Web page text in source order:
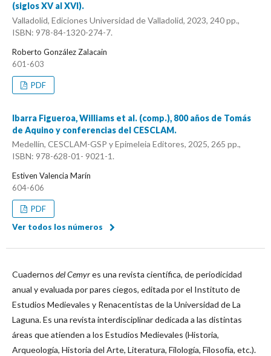
(siglos XV al XVI).
Valladolid, Ediciones Universidad de Valladolid, 2023, 240 pp.,
ISBN: 978-84-1320-274-7.
Roberto González Zalacain
601-603
PDF
Ibarra Figueroa, Williams et al. (comp.), 800 años de Tomás
de Aquino y conferencias del CESCLAM.
Medellín, CESCLAM-GSP y Epimeleia Editores, 2025, 265 pp.,
ISBN: 978-628-01- 9021-1.
Estiven Valencia Marín
604-606
PDF
Ver todos los números
Cuadernos del Cemyres una revista científica, de periodicidad
anual y evaluada por pares ciegos, editada por el Instituto de
Estudios Medievales y Renacentistas de la Universidad de La
Laguna. Es una revista interdisciplinar dedicada a las distintas
áreas que atienden a los Estudios Medievales (Historia,
Arqueología, Historia del Arte, Literatura, Filología, Filosofía, etc.).